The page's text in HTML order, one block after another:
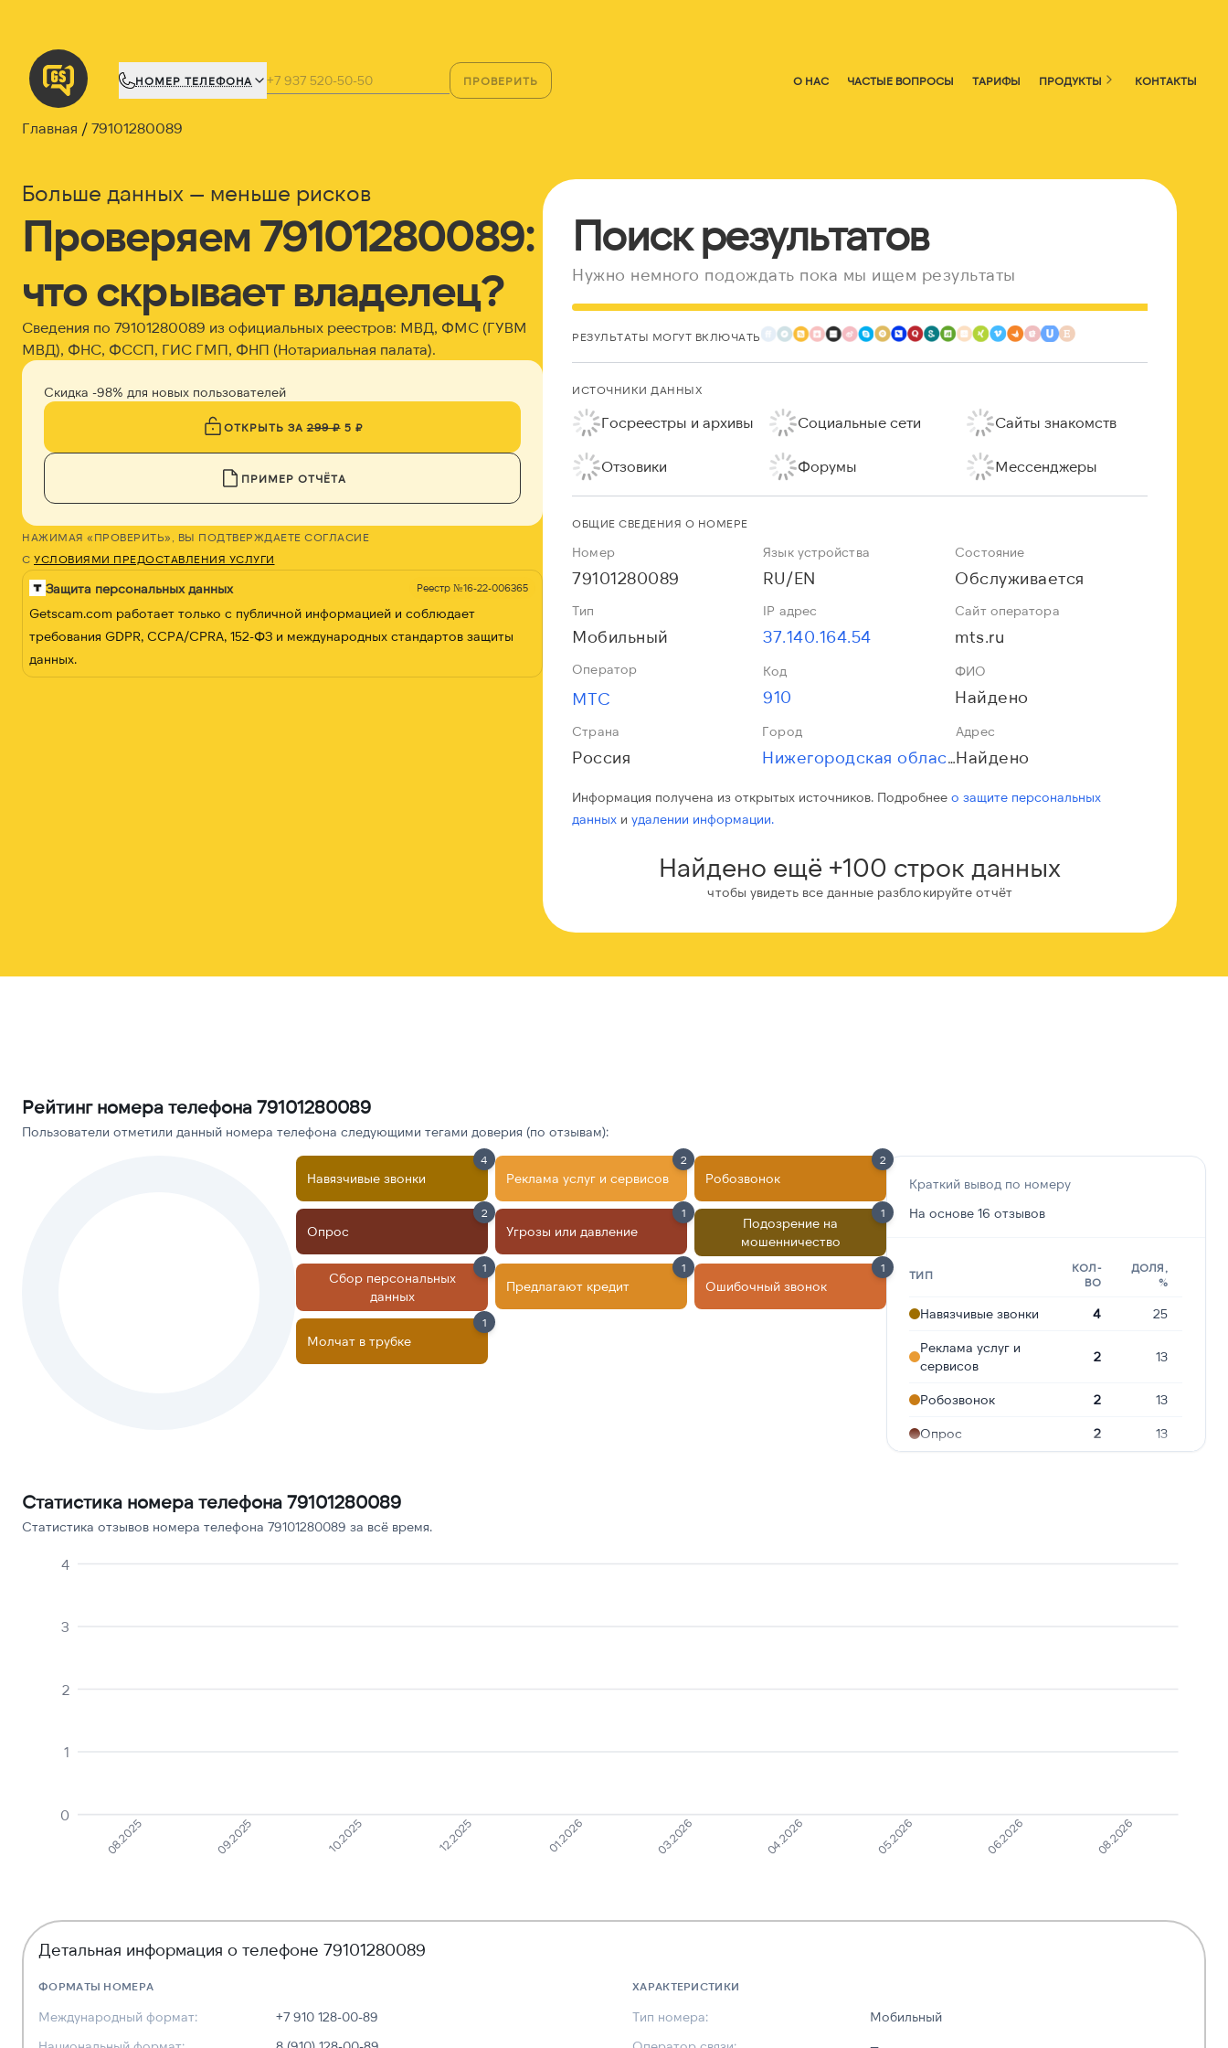
НОМЕР ТЕЛЕФОНА ПРОВЕРИТЬ О НАС ЧАСТЫЕ ВОПРОСЫ ТАРИФЫ ПРОДУКТЫ КОНТАКТЫ
Главная 79101280089
Больше данных — меньше рисков
Проверяем 79101280089:
что скрывает владелец?
Сведения по 79101280089 из официальных реестров: МВД, ФМС (ГУВМ
МВД), ФНС, ФССП, ГИС ГМП, ФНП (Нотариальная палата).
Скидка -98% для новых пользователей
ОТКРЫТЬ ЗА299 ₽5 ₽
ПРИМЕР ОТЧЁТА
НАЖИМАЯ «ПРОВЕРИТЬ», ВЫ ПОДТВЕРЖДАЕТЕ СОГЛАСИЕ
С УСЛОВИЯМИ ПРЕДОСТАВЛЕНИЯ УСЛУГИ
Защита персональных данных Реестр №16-22-006365
Getscam.com работает только с публичной информацией и соблюдает
требования GDPR, CCPA/CPRA, 152-ФЗ и международных стандартов защиты
данных.
Поиск результатов
Нужно немного подождать пока мы ищем результаты
РЕЗУЛЬТАТЫ МОГУТ ВКЛЮЧАТЬ
ИСТОЧНИКИ ДАННЫХ
Госреестры и архивы Социальные сети Сайты знакомств
Отзовики Форумы Мессенджеры
ОБЩИЕ СВЕДЕНИЯ О НОМЕРЕ
Номер
79101280089
Язык устройства
RU/EN
Состояние
Обслуживается
Тип
Мобильный
IP адрес
37.140.164.54
Сайт оператора
mts.ru
Оператор
МТС
Код
910
ФИО
Найдено
Страна
Россия
Город
Нижегородская область
Адрес
Найдено
Информация получена из открытых источников. Подробнеео защите персональных
данных иудалении информации.
Найдено ещё +100 строк данных
чтобы увидеть все данные разблокируйте отчёт
Рейтинг номера телефона 79101280089
Пользователи отметили данный номера телефона следующими тегами доверия (по отзывам):
Навязчивые звонки
4
Реклама услуг и сервисов
2
Робозвонок
2
Опрос
2
Угрозы или давление
1
Подозрение на
мошенничество
1
Сбор персональных
данных
1
Предлагают кредит
1
Ошибочный звонок
1
Молчат в трубке
1
Краткий вывод по номеру
На основе 16 отзывов
ТИП
КОЛ-
ВО
ДОЛЯ,
%
Навязчивые звонки 4 25
Реклама услуг и
сервисов
2 13
Робозвонок 2 13
Опрос 2 13
Ошибочный звонок 1 6
Статистика номера телефона 79101280089
Статистика отзывов номера телефона 79101280089 за всё время.
0
1
2
3
4
08.2025 09.2025 10.2025 12.2025 01.2026 03.2026 04.2026 05.2026 06.2026 08.2026
Детальная информация о телефоне 79101280089
ФОРМАТЫ НОМЕРА
Международный формат:
+7 910 128-00-89
ХАРАКТЕРИСТИКИ
Тип номера:
Мобильный